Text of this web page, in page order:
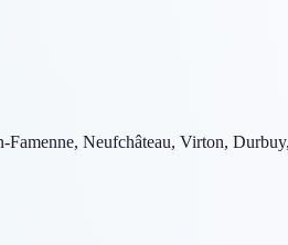
Neufchâteau, Virton,